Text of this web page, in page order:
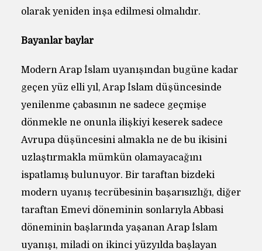
olarak yeniden inşa edilmesi olmalıdır.
Bayanlar baylar
Modern Arap İslam uyanışından bugüne kadar
geçen yüz elli yıl, Arap İslam düşüncesinde
yenilenme çabasının ne sadece geçmişe
dönmekle ne onunla ilişkiyi keserek sadece
Avrupa düşüncesini almakla ne de bu ikisini
uzlaştırmakla mümkün olamayacağını
ispatlamış bulunuyor. Bir taraftan bizdeki
modern uyanış tecrübesinin başarısızlığı, diğer
taraftan Emevi döneminin sonlarıyla Abbasi
döneminin başlarında yaşanan Arap İslam
uyanışı, miladi on ikinci yüzyılda başlayan